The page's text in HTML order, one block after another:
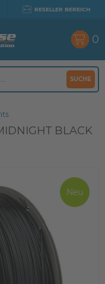
RESELLER BEREICH
SUCHE
0
BLACK
Neu